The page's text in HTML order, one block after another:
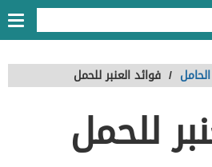
/ فوائد العنبر للحمل
للحمل